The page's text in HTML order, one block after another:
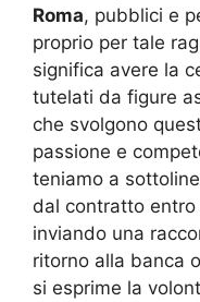
Roma, pubblici e
proprio per tale
significa avere la
tutelati da figure
che svolgono
passione e
teniamo a
dal contratto
inviando una
ritorno alla banca
si esprime la